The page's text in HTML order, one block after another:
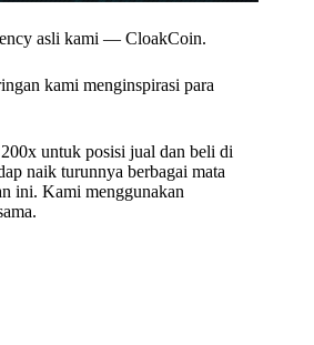
asli kami — CloakCoin.
kami menginspirasi para
untuk posisi jual dan beli di
naik turunnya berbagai mata
ini. Kami menggunakan